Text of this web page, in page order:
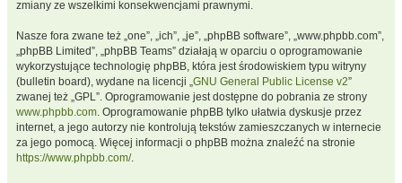
zmiany ze wszelkimi konsekwencjami prawnymi.
Nasze fora zwane też „one”, „ich”, „je”, „phpBB software”, „www.phpbb.com”,
„phpBB Limited”, „phpBB Teams” działają w oparciu o oprogramowanie
wykorzystujące technologię phpBB, która jest środowiskiem typu witryny
(bulletin board), wydane na licencji „GNU General Public License v2”
zwanej też „GPL”. Oprogramowanie jest dostępne do pobrania ze strony
www.phpbb.com. Oprogramowanie phpBB tylko ułatwia dyskusje przez
internet, a jego autorzy nie kontrolują tekstów zamieszczanych w internecie
za jego pomocą. Więcej informacji o phpBB można znaleźć na stronie
https://www.phpbb.com/.